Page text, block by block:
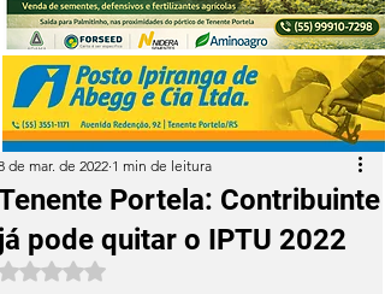
Portela: Contribuinte
pode quitar o IPTU 2022
de mar. de 2022 1 min de leitura
Avaliado com NaN de 5 estrelas.